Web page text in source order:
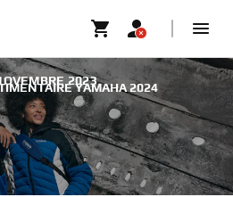
YAMAHA 2024
2023